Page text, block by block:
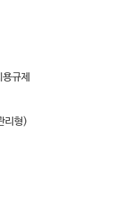
규제
리형)